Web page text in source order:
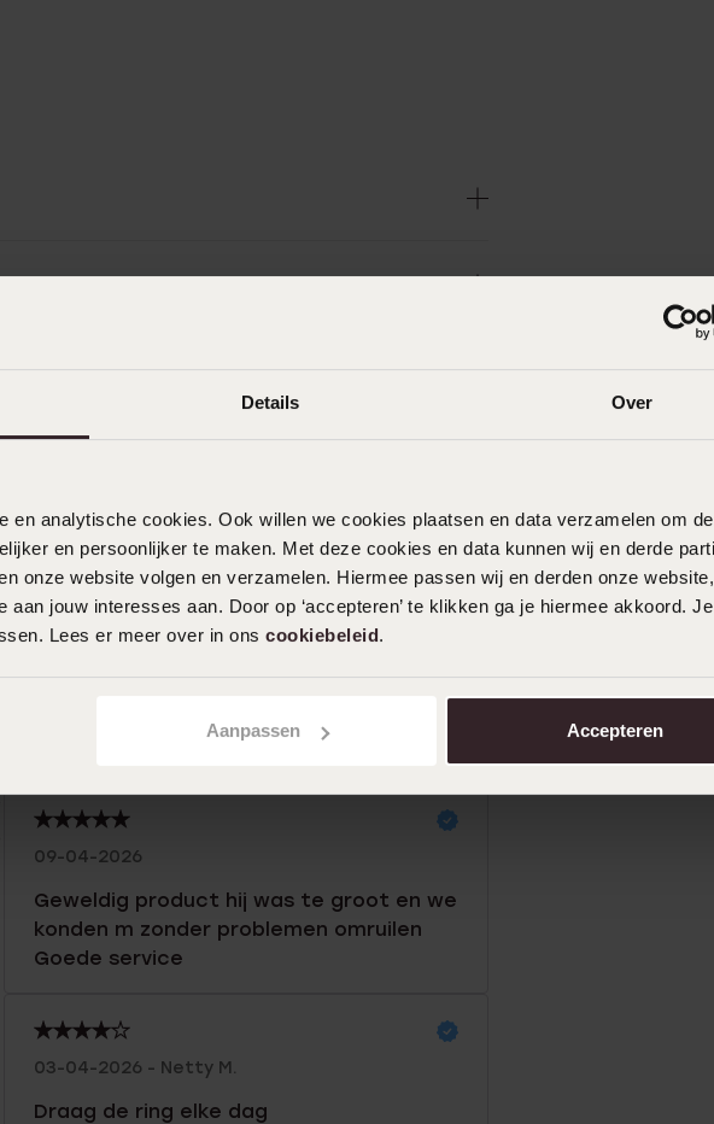
Details Over
en analytische cookies. Ook willen we cookies plaatsen en data verzamelen om de
en persoonlijker te maken. Met deze cookies en data kunnen wij en derde
onze website volgen en verzamelen. Hiermee passen wij en derden onze website,
aan jouw interesses aan. Door op ‘accepteren’ te klikken ga je hiermee akkoord.
Lees er meer over in ons cookiebeleid.
Aanpassen Accepteren
Filter
Er vielen al snel steentjes eruit
09-04-2026
Geweldig product hij was te groot en we
konden m zonder problemen omruilen
Goede service
03-04-2026 - Netty M.
Draag de ring elke dag